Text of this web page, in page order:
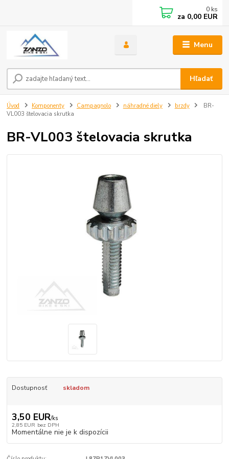
Menu
Hľadať
0 ks
za 0,00 EUR
Úvod Komponenty Campagnolo náhradné diely brzdy
BR-
VL003 štelovacia skrutka
BR-VL003 štelovacia skrutka
Dostupnosť skladom
3,50 EUR/ks
2,85 EUR bez DPH
Momentálne nie je k dispozícii